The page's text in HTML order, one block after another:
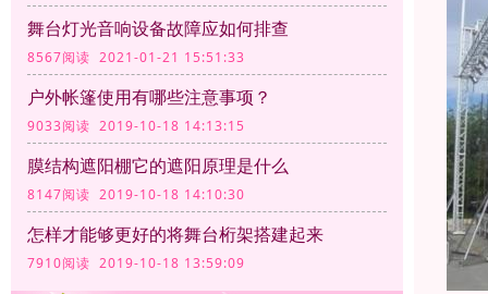
舞台灯光音响设备故障应如何排查
8567阅读 2021-01-21 15:51:33
户外帐篷使用有哪些注意事项？
9033阅读 2019-10-18 14:13:15
膜结构遮阳棚它的遮阳原理是什么
8147阅读 2019-10-18 14:10:30
怎样才能够更好的将舞台桁架搭建起来
7910阅读 2019-10-18 13:59:09